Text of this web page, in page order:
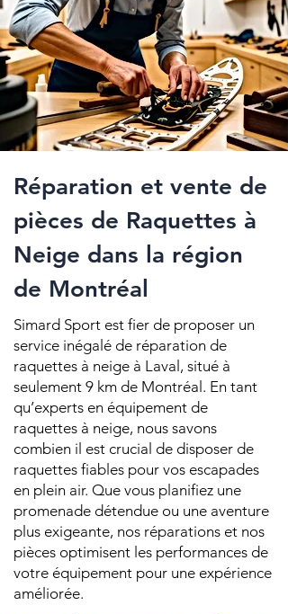
Réparation et vente de
pièces de Raquettes à
Neige dans la région
de Montréal
Simard Sport est fier de proposer un
service inégalé de réparation de
raquettes à neige à Laval, situé à
seulement 9 km de Montréal. En tant
qu’experts en équipement de
raquettes à neige, nous savons
combien il est crucial de disposer de
raquettes fiables pour vos escapades
en plein air. Que vous planifiez une
promenade détendue ou une aventure
plus exigeante, nos réparations et nos
pièces optimisent les performances de
votre équipement pour une expérience
améliorée.